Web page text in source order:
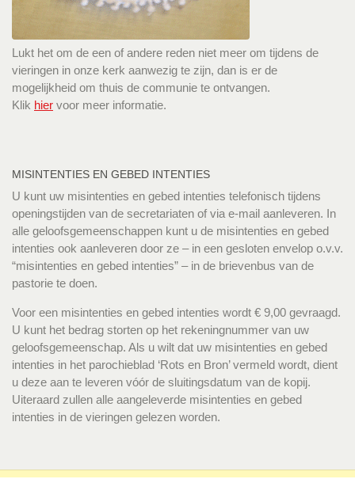
Lukt het om de een of andere reden niet meer om tijdens de
vieringen in onze kerk aanwezig te zijn, dan is er de
mogelijkheid om thuis de communie te ontvangen.
Klik hier voor meer informatie.
MISINTENTIES EN GEBED INTENTIES
U kunt uw misintenties en gebed intenties telefonisch tijdens
openingstijden van de secretariaten of via e-mail aanleveren. In
alle geloofsgemeenschappen kunt u de misintenties en gebed
intenties ook aanleveren door ze – in een gesloten envelop o.v.v.
“misintenties en gebed intenties” – in de brievenbus van de
pastorie te doen.
Voor een misintenties en gebed intenties wordt € 9,00 gevraagd.
U kunt het bedrag storten op het rekeningnummer van uw
geloofsgemeenschap. Als u wilt dat uw misintenties en gebed
intenties in het parochieblad ‘Rots en Bron’ vermeld wordt, dient
u deze aan te leveren vóór de sluitingsdatum van de kopij.
Uiteraard zullen alle aangeleverde misintenties en gebed
intenties in de vieringen gelezen worden.